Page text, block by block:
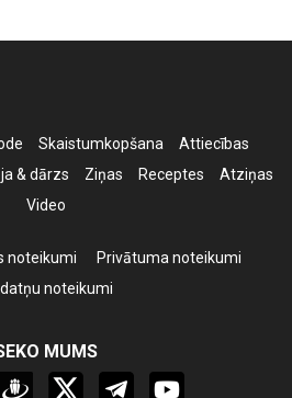
Skaistumkopšana
Attiecības
& dārzs Ziņas Receptes
Atziņas
Video
noteikumi
Privātuma noteikumi
noteikumi
MUMS